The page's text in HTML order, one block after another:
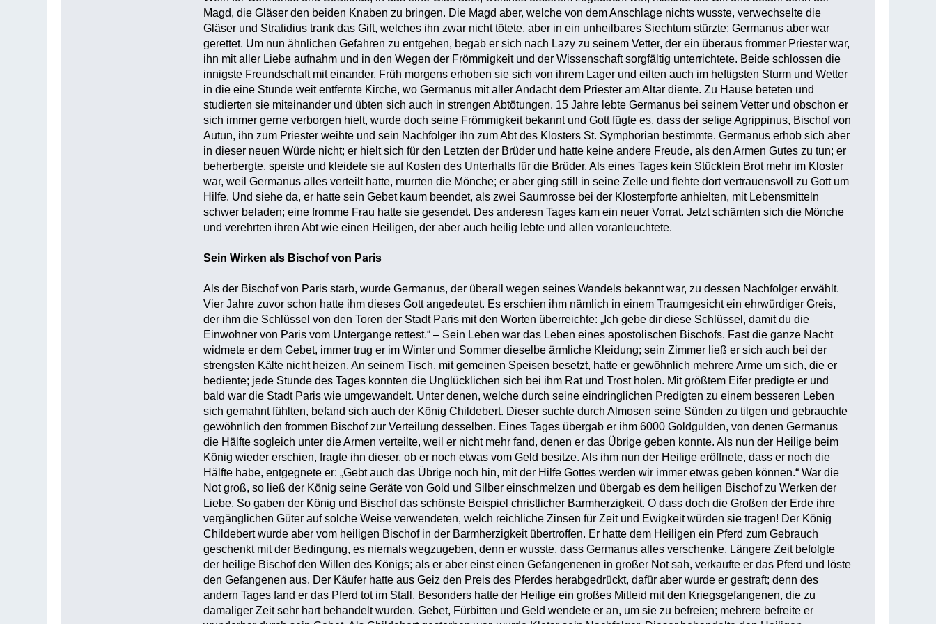
Magd, die Gläser den beiden Knaben zu bringen. Die Magd aber, welche von dem Anschlage nichts wusste, verwechselte die
Gläser und Stratidius trank das Gift, welches ihn zwar nicht tötete, aber in ein unheilbares Siechtum stürzte; Germanus aber war
gerettet. Um nun ähnlichen Gefahren zu entgehen, begab er sich nach Lazy zu seinem Vetter, der ein überaus frommer Priester war,
ihn mit aller Liebe aufnahm und in den Wegen der Frömmigkeit und der Wissenschaft sorgfältig unterrichtete. Beide schlossen die
innigste Freundschaft mit einander. Früh morgens erhoben sie sich von ihrem Lager und eilten auch im heftigsten Sturm und Wetter
in die eine Stunde weit entfernte Kirche, wo Germanus mit aller Andacht dem Priester am Altar diente. Zu Hause beteten und
studierten sie miteinander und übten sich auch in strengen Abtötungen. 15 Jahre lebte Germanus bei seinem Vetter und obschon er
sich immer gerne verborgen hielt, wurde doch seine Frömmigkeit bekannt und Gott fügte es, dass der selige Agrippinus, Bischof von
Autun, ihn zum Priester weihte und sein Nachfolger ihn zum Abt des Klosters St. Symphorian bestimmte. Germanus erhob sich aber
in dieser neuen Würde nicht; er hielt sich für den Letzten der Brüder und hatte keine andere Freude, als den Armen Gutes zu tun; er
beherbergte, speiste und kleidete sie auf Kosten des Unterhalts für die Brüder. Als eines Tages kein Stücklein Brot mehr im Kloster
war, weil Germanus alles verteilt hatte, murrten die Mönche; er aber ging still in seine Zelle und flehte dort vertrauensvoll zu Gott um
Hilfe. Und siehe da, er hatte sein Gebet kaum beendet, als zwei Saumrosse bei der Klosterpforte anhielten, mit Lebensmitteln
schwer beladen; eine fromme Frau hatte sie gesendet. Des anderesn Tages kam ein neuer Vorrat. Jetzt schämten sich die Mönche
und verehrten ihren Abt wie einen Heiligen, der aber auch heilig lebte und allen voranleuchtete.
Sein Wirken als Bischof von Paris
Als der Bischof von Paris starb, wurde Germanus, der überall wegen seines Wandels bekannt war, zu dessen Nachfolger erwählt.
Vier Jahre zuvor schon hatte ihm dieses Gott angedeutet. Es erschien ihm nämlich in einem Traumgesicht ein ehrwürdiger Greis,
der ihm die Schlüssel von den Toren der Stadt Paris mit den Worten überreichte: „Ich gebe dir diese Schlüssel, damit du die
Einwohner von Paris vom Untergange rettest.“ – Sein Leben war das Leben eines apostolischen Bischofs. Fast die ganze Nacht
widmete er dem Gebet, immer trug er im Winter und Sommer dieselbe ärmliche Kleidung; sein Zimmer ließ er sich auch bei der
strengsten Kälte nicht heizen. An seinem Tisch, mit gemeinen Speisen besetzt, hatte er gewöhnlich mehrere Arme um sich, die er
bediente; jede Stunde des Tages konnten die Unglücklichen sich bei ihm Rat und Trost holen. Mit größtem Eifer predigte er und
bald war die Stadt Paris wie umgewandelt. Unter denen, welche durch seine eindringlichen Predigten zu einem besseren Leben
sich gemahnt fühlten, befand sich auch der König Childebert. Dieser suchte durch Almosen seine Sünden zu tilgen und gebrauchte
gewöhnlich den frommen Bischof zur Verteilung desselben. Eines Tages übergab er ihm 6000 Goldgulden, von denen Germanus
die Hälfte sogleich unter die Armen verteilte, weil er nicht mehr fand, denen er das Übrige geben konnte. Als nun der Heilige beim
König wieder erschien, fragte ihn dieser, ob er noch etwas vom Geld besitze. Als ihm nun der Heilige eröffnete, dass er noch die
Hälfte habe, entgegnete er: „Gebt auch das Übrige noch hin, mit der Hilfe Gottes werden wir immer etwas geben können.“ War die
Not groß, so ließ der König seine Geräte von Gold und Silber einschmelzen und übergab es dem heiligen Bischof zu Werken der
Liebe. So gaben der König und Bischof das schönste Beispiel christlicher Barmherzigkeit. O dass doch die Großen der Erde ihre
vergänglichen Güter auf solche Weise verwendeten, welch reichliche Zinsen für Zeit und Ewigkeit würden sie tragen! Der König
Childebert wurde aber vom heiligen Bischof in der Barmherzigkeit übertroffen. Er hatte dem Heiligen ein Pferd zum Gebrauch
geschenkt mit der Bedingung, es niemals wegzugeben, denn er wusste, dass Germanus alles verschenke. Längere Zeit befolgte
der heilige Bischof den Willen des Königs; als er aber einst einen Gefangenenen in großer Not sah, verkaufte er das Pferd und löste
den Gefangenen aus. Der Käufer hatte aus Geiz den Preis des Pferdes herabgedrückt, dafür aber wurde er gestraft; denn des
andern Tages fand er das Pferd tot im Stall. Besonders hatte der Heilige ein großes Mitleid mit den Kriegsgefangenen, die zu
damaliger Zeit sehr hart behandelt wurden. Gebet, Fürbitten und Geld wendete er an, um sie zu befreien; mehrere befreite er